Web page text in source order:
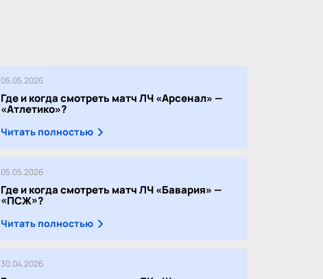
05.05.2026
Где и когда смотреть матч ЛЧ «Арсенал» —
«Атлетико»?
Читать полностью
05.05.2026
Где и когда смотреть матч ЛЧ «Бавария» —
«ПСЖ»?
Читать полностью
30.04.2026